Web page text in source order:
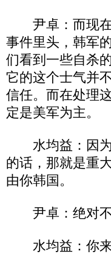
尹卓：而现在
事件里头，韩军
们看到一些自杀
它的这个士气并
信任。而在处理
定是美军为主。
水均益：因为
的话，那就是重
由你韩国。
尹卓：绝对不
水均益：你来